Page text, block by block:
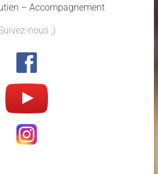
– Accompagnement
nous ;)